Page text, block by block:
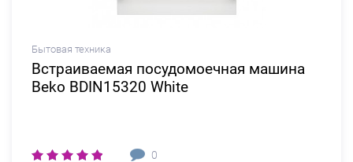
Бытовая техника
Встраиваемая посудомоечная машина
Beko BDIN15320 White
0